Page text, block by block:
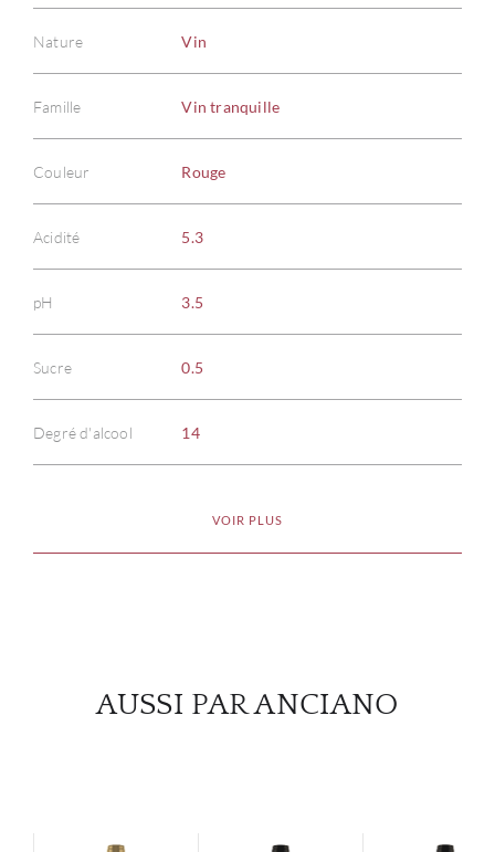
Nature Vin
Famille Vin tranquille
Couleur Rouge
Acidité 5.3
pH 3.5
Sucre 0.5
Degré d'alcool 14
VOIR PLUS
AUSSI PAR ANCIANO